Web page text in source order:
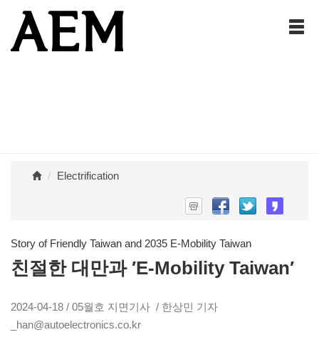
Electrification
Story of Friendly Taiwan and 2035 E-Mobility Taiwan
친절한 대만과 ′E-Mobility Taiwan′
2024-04-18 / 05월호 지면기사 / 한상민 기자
_han@autoelectronics.co.kr